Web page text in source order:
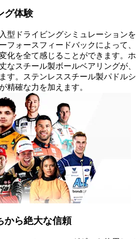
グ体験
型ドライビングシミュレーションを
フォースフィードバックによって、
化を全て感じることができます。ホ
なスチール製ボールベアリングが、
す。ステンレススチール製パドルシ
精確な力を加えます。
から絶大な信頼